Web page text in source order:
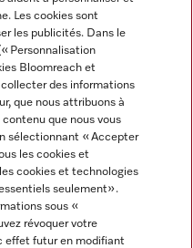
Les cookies sont
les publicités. Dans le
Personnalisation
Bloomreach et
des informations
que nous attribuons à
que nous vous
sélectionnant « Accepter
les cookies et
cookies et technologies
seulement».
sous «
révoquer votre
effet futur en modifiant